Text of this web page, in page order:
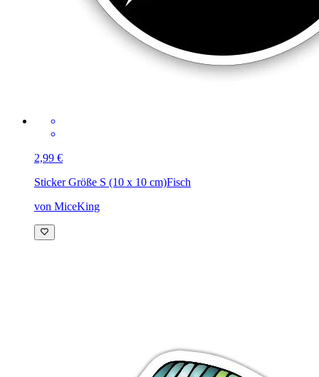
2,99 €
Sticker Größe S (10 x 10 cm)Fisch
von MiceKing